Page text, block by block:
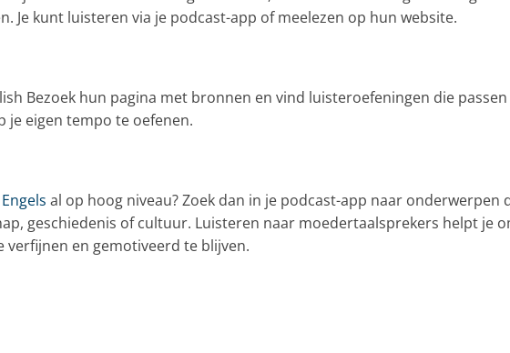
Je kunt luisteren via je podcast-app of meelezen op hun website.
Bezoek hun pagina met bronnen en vind luisteroefeningen die
je eigen tempo te oefenen.
Engels al op hoog niveau? Zoek dan in je podcast-app naar onderwerpen
geschiedenis of cultuur. Luisteren naar moedertaalsprekers helpt je
verfijnen en gemotiveerd te blijven.